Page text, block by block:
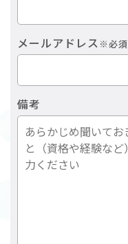
メールアドレス ※必須
備考